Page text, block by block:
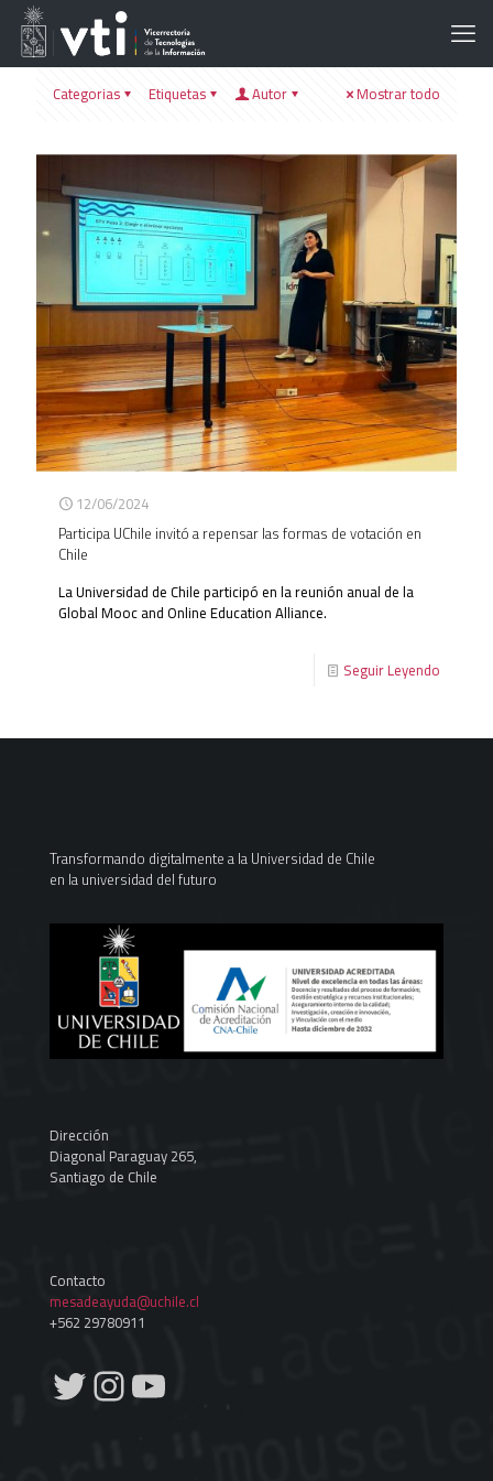
Categorias Etiquetas Autor Mostrar todo
12/06/2024
Participa UChile invitó a repensar las formas de votación en
Chile
La Universidad de Chile participó en la reunión anual de la
Global Mooc and Online Education Alliance.
Seguir Leyendo
Transformando digitalmente a la Universidad de Chile
en la universidad del futuro
Dirección
Diagonal Paraguay 265,
Santiago de Chile
Contacto
mesadeayuda@uchile.cl
+562 29780911
Twitter
Instagram
YouTube